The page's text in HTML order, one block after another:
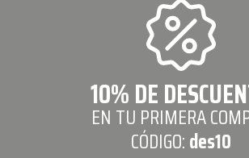
10% DE
EN TU PRIMERA
CÓDIGO:des10